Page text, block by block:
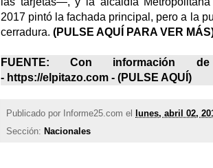
2017 pintó la fachada principal, pero a la
cerradura. (PULSE AQUÍ PARA VER MÁS
FUENTE: Con información
- https://elpitazo.com - (PULSE AQUÍ )
Publicado por Informe25.com el
lunes, abril 02,
Sección: Nacionales